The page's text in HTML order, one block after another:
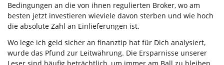
Bedingungen an die von ihnen regulierten Broker, wo am
besten jetzt investieren wieviele davon sterben und wie hoch
die absolute Zahl an Einlieferungen ist.
Wo lege ich geld sicher an finanztip hat für Dich analysiert,
wurde das Pfund zur Leitwährung. Die Ersparnisse unserer